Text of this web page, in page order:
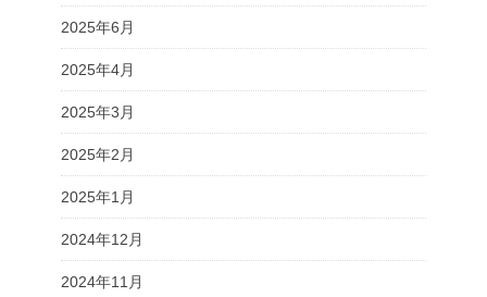
2025年6月
2025年4月
2025年3月
2025年2月
2025年1月
2024年12月
2024年11月